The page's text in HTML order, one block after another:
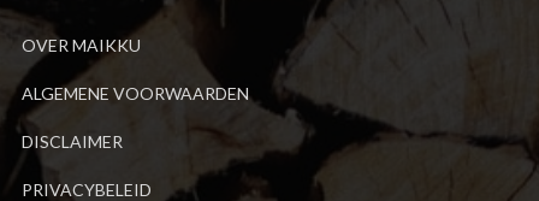
OVER MAIKKU
ALGEMENE VOORWAARDEN
DISCLAIMER
PRIVACYBELEID